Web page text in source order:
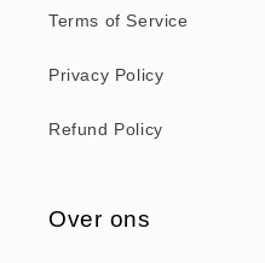
Terms of Service
Privacy Policy
Refund Policy
Over ons